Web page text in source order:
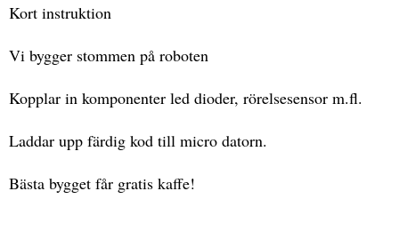
Kort instruktion
Vi bygger stommen på roboten
Kopplar in komponenter led dioder, rörelsesensor m.fl.
Laddar upp färdig kod till micro datorn.
Bästa bygget får gratis kaffe!